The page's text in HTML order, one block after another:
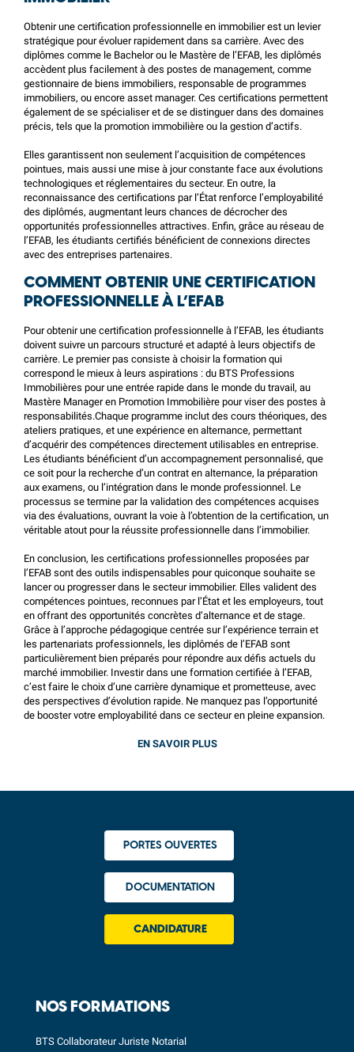
Obtenir une certification professionnelle en immobilier est un levier
stratégique pour évoluer rapidement dans sa carrière. Avec des
diplômes comme le Bachelor ou le Mastère de l’EFAB, les diplômés
accèdent plus facilement à des postes de management, comme
gestionnaire de biens immobiliers, responsable de programmes
immobiliers, ou encore asset manager. Ces certifications permettent
également de se spécialiser et de se distinguer dans des domaines
précis, tels que la promotion immobilière ou la gestion d’actifs.
Elles garantissent non seulement l’acquisition de compétences
pointues, mais aussi une mise à jour constante face aux évolutions
technologiques et réglementaires du secteur. En outre, la
reconnaissance des certifications par l’État renforce l’employabilité
des diplômés, augmentant leurs chances de décrocher des
opportunités professionnelles attractives. Enfin, grâce au réseau de
l’EFAB, les étudiants certifiés bénéficient de connexions directes
avec des entreprises partenaires.
COMMENT OBTENIR UNE CERTIFICATION
PROFESSIONNELLE À L’EFAB
Pour obtenir une certification professionnelle à l’EFAB, les étudiants
doivent suivre un parcours structuré et adapté à leurs objectifs de
carrière. Le premier pas consiste à choisir la formation qui
correspond le mieux à leurs aspirations : du BTS Professions
Immobilières pour une entrée rapide dans le monde du travail, au
Mastère Manager en Promotion Immobilière pour viser des postes à
responsabilités.Chaque programme inclut des cours théoriques, des
ateliers pratiques, et une expérience en alternance, permettant
d’acquérir des compétences directement utilisables en entreprise.
Les étudiants bénéficient d’un accompagnement personnalisé, que
ce soit pour la recherche d’un contrat en alternance, la préparation
aux examens, ou l’intégration dans le monde professionnel. Le
processus se termine par la validation des compétences acquises
via des évaluations, ouvrant la voie à l’obtention de la certification, un
véritable atout pour la réussite professionnelle dans l’immobilier.
En conclusion, les certifications professionnelles proposées par
l’EFAB sont des outils indispensables pour quiconque souhaite se
lancer ou progresser dans le secteur immobilier. Elles valident des
compétences pointues, reconnues par l’État et les employeurs, tout
en offrant des opportunités concrètes d’alternance et de stage.
Grâce à l’approche pédagogique centrée sur l’expérience terrain et
les partenariats professionnels, les diplômés de l’EFAB sont
particulièrement bien préparés pour répondre aux défis actuels du
marché immobilier. Investir dans une formation certifiée à l’EFAB,
c’est faire le choix d’une carrière dynamique et prometteuse, avec
des perspectives d’évolution rapide. Ne manquez pas l’opportunité
de booster votre employabilité dans ce secteur en pleine expansion.
EN SAVOIR PLUS
PORTES OUVERTES
DOCUMENTATION
CANDIDATURE
NOS FORMATIONS
BTS Collaborateur Juriste Notarial